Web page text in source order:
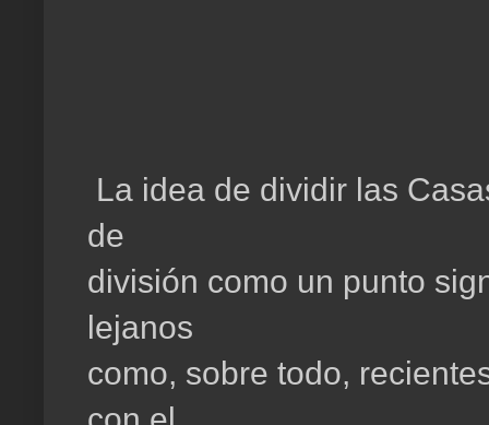
La idea de dividir las
de
división como un punto
lejanos
como, sobre todo,